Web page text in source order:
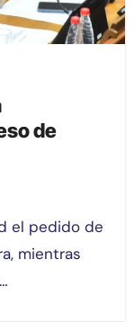
de
mientras